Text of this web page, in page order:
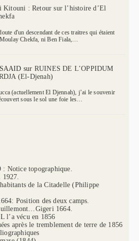
Kitouni : Retour sur l’histoire d’El
d'un descendant de ces traitres qui étaient
Chekfa, ni Ben Fiala,…
sur RUINES DE L’OPPIDUM
(El-Djenah)
(actuellement El Djennah), j’ai le souvenir
sous le sol une foie les…
Notice topographique.
de la Citadelle (Philippe
Position des deux camps.
1664.
l’a vécu en 1856
après le tremblement de terre de 1856